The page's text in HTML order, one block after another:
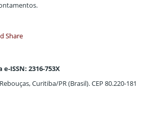
ISSN: 2316-753X
Curitiba/PR (Brasil). CEP 80.220-181